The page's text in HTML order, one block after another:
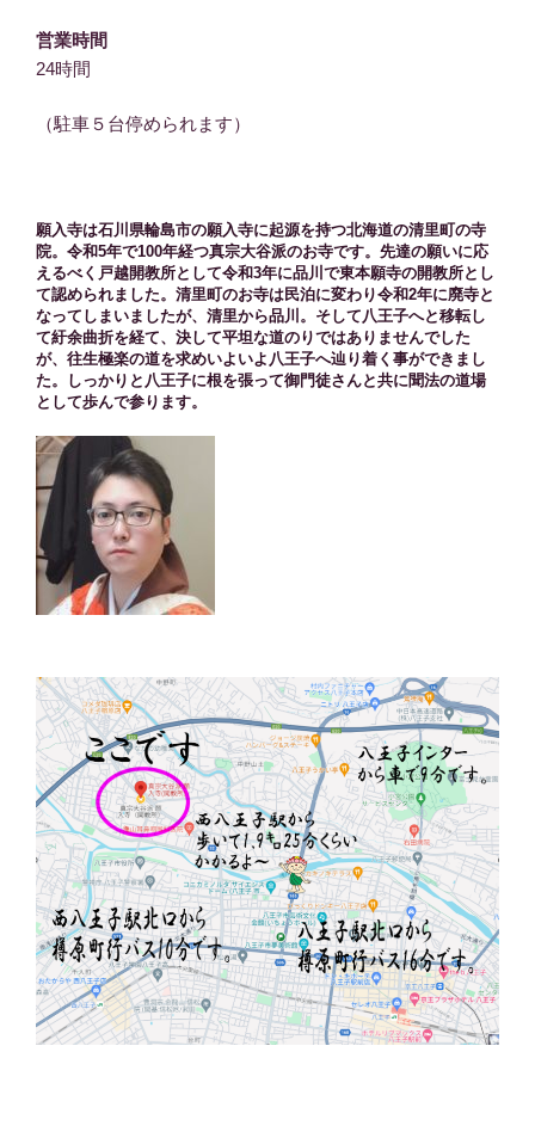
営業時間
24時間
（駐車５台停められます）
願入寺は石川県輪島市の願入寺に起源を持つ北海道の清里町の寺
院。令和5年で100年経つ真宗大谷派のお寺です。先達の願いに応
えるべく戸越開教所として令和3年に品川で東本願寺の開教所とし
て認められました。清里町のお寺は民泊に変わり令和2年に廃寺と
なってしまいましたが、清里から品川。そして八王子へと移転し
て紆余曲折を経て、決して平坦な道のりではありませんでした
が、往生極楽の道を求めいよいよ八王子へ辿り着く事ができまし
た。しっかりと八王子に根を張って御門徒さんと共に聞法の道場
として歩んで参ります。